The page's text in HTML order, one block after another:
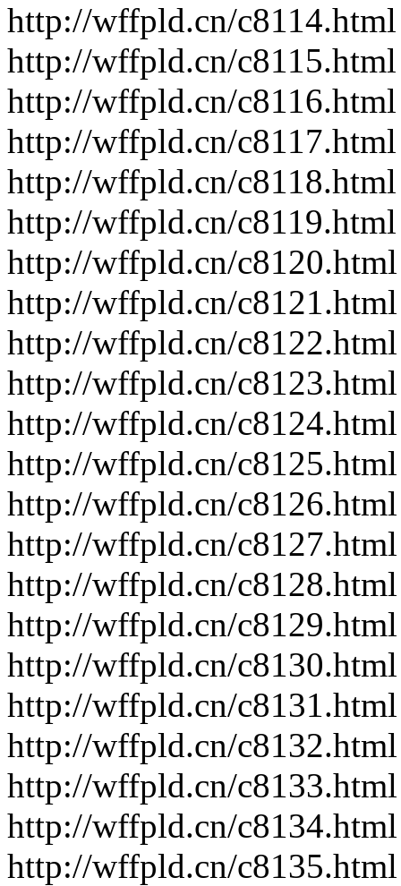
http://wffpld.cn/c8114.html
http://wffpld.cn/c8115.html
http://wffpld.cn/c8116.html
http://wffpld.cn/c8117.html
http://wffpld.cn/c8118.html
http://wffpld.cn/c8119.html
http://wffpld.cn/c8120.html
http://wffpld.cn/c8121.html
http://wffpld.cn/c8122.html
http://wffpld.cn/c8123.html
http://wffpld.cn/c8124.html
http://wffpld.cn/c8125.html
http://wffpld.cn/c8126.html
http://wffpld.cn/c8127.html
http://wffpld.cn/c8128.html
http://wffpld.cn/c8129.html
http://wffpld.cn/c8130.html
http://wffpld.cn/c8131.html
http://wffpld.cn/c8132.html
http://wffpld.cn/c8133.html
http://wffpld.cn/c8134.html
http://wffpld.cn/c8135.html